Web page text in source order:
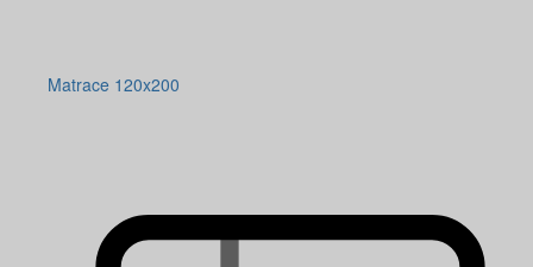
Matrace 120x200